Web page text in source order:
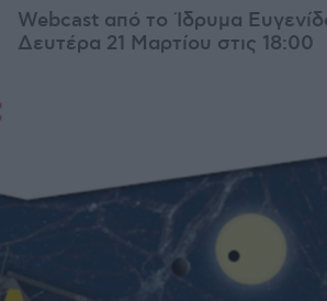
Webcast από το Ίδρυμα
Δευτέρα 21 Μαρτίου στις 18:00